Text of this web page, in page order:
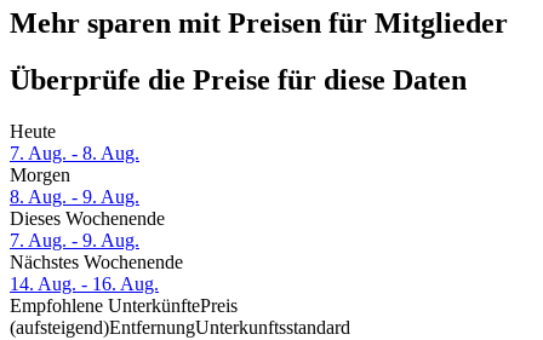
Mehr sparen mit Preisen für Mitglieder
Überprüfe die Preise für diese Daten
Heute
7. Aug. - 8. Aug.
Morgen
8. Aug. - 9. Aug.
Dieses Wochenende
7. Aug. - 9. Aug.
Nächstes Wochenende
14. Aug. - 16. Aug.
Empfohlene UnterkünftePreis
(aufsteigend)EntfernungUnterkunftsstandard